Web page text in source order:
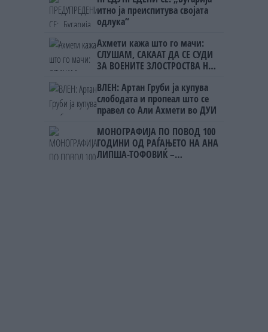
итно ја преиспитува својата
одлука“
Ахмети кажа што го мачи:
СЛУШАМ, САКААТ ДА СЕ СУДИ
ЗА ВОЕНИТЕ ЗЛОСТРОСТВА НА
ВЛЕН: Артан Груби ја купува
слободата и пропеал што се
правел со Али Ахмети во ДУИ
МОНОГРАФИЈА ПО ПОВОД 100
ГОДИНИ ОД РАЃАЊЕТО НА АНА
ЛИПША-ТОФОВИЌ –